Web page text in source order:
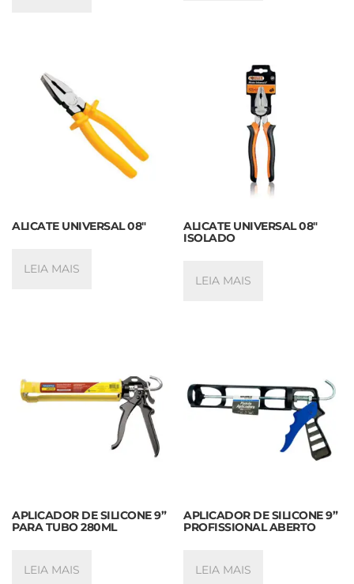
ALICATE UNIVERSAL 08″
LEIA MAIS
ALICATE UNIVERSAL 08″
ISOLADO
LEIA MAIS
APLICADOR DE SILICONE 9”
PARA TUBO 280ML
LEIA MAIS
APLICADOR DE SILICONE 9”
PROFISSIONAL ABERTO
LEIA MAIS